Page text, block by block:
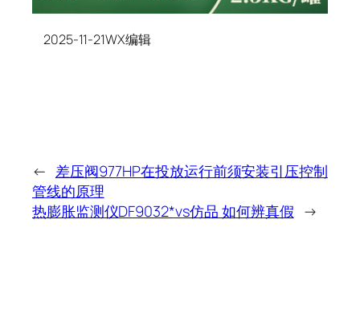
2025-11-21WX编辑
← 差压阀977HP在投放运行前须安装引压控制
管线的原理
热膨胀监测仪DF9032*vs仿品 如何辨真假 →